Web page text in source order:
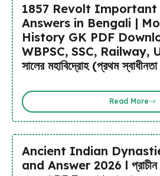
1857 Revolt Important
Answers in Bengali |
History GK PDF
WBPSC, SSC, Railway,
সালের মহাবিদ্রোহ (প্রথম
Read More
Ancient Indian
and Answer 2026 l প্রাচীন